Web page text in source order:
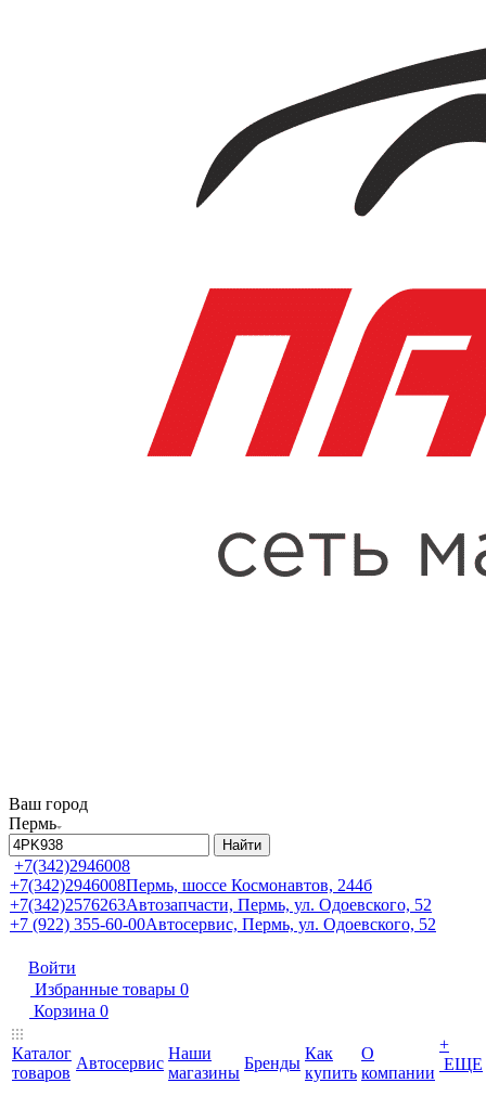
Ваш город
Пермь
Найти
+7(342)2946008
+7(342)2946008Пермь, шоссе Космонавтов, 244б
+7(342)2576263Автозапчасти, Пермь, ул. Одоевского, 52
+7 (922) 355-60-00Автосервис, Пермь, ул. Одоевского, 52
Войти
Избранные товары 0
Корзина 0
Каталог
товаров
Автосервис
Наши
магазины
Бренды
Как
купить
О
компании
+
ЕЩЕ